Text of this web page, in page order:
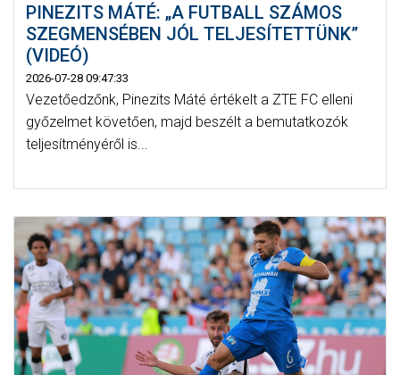
PINEZITS MÁTÉ: „A FUTBALL SZÁMOS
SZEGMENSÉBEN JÓL TELJESÍTETTÜNK”
(VIDEÓ)
2026-07-28 09:47:33
Vezetőedzőnk, Pinezits Máté értékelt a ZTE FC elleni
győzelmet követően, majd beszélt a bemutatkozók
teljesítményéről is...